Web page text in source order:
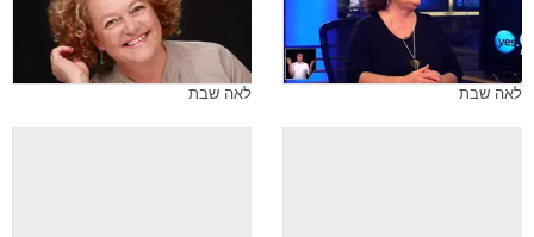
לאה שבת לאה שבת